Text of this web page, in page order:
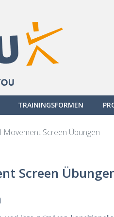
TRAININGSFORMEN
Movement Screen Übungen
Screen